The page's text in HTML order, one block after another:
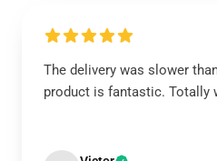
The delivery was slower
product is fantastic. Totally